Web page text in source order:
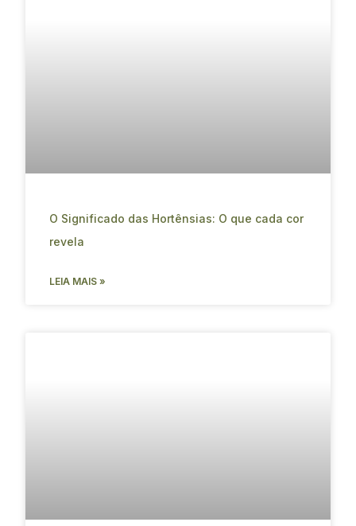
O Significado das Hortênsias: O que cada cor
revela
LEIA MAIS »